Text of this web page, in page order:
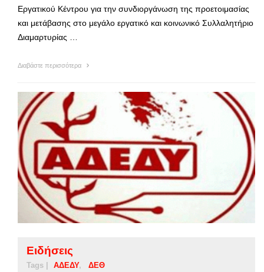
Εργατικού Κέντρου για την συνδιοργάνωση της προετοιμασίας
και μετάβασης στο μεγάλο εργατικό και κοινωνικό Συλλαλητήριο
Διαμαρτυρίας …
Διαβάστε περισσότερα
Ειδήσεις
Tags | ΑΔΕΔΥ ΔΕΘ